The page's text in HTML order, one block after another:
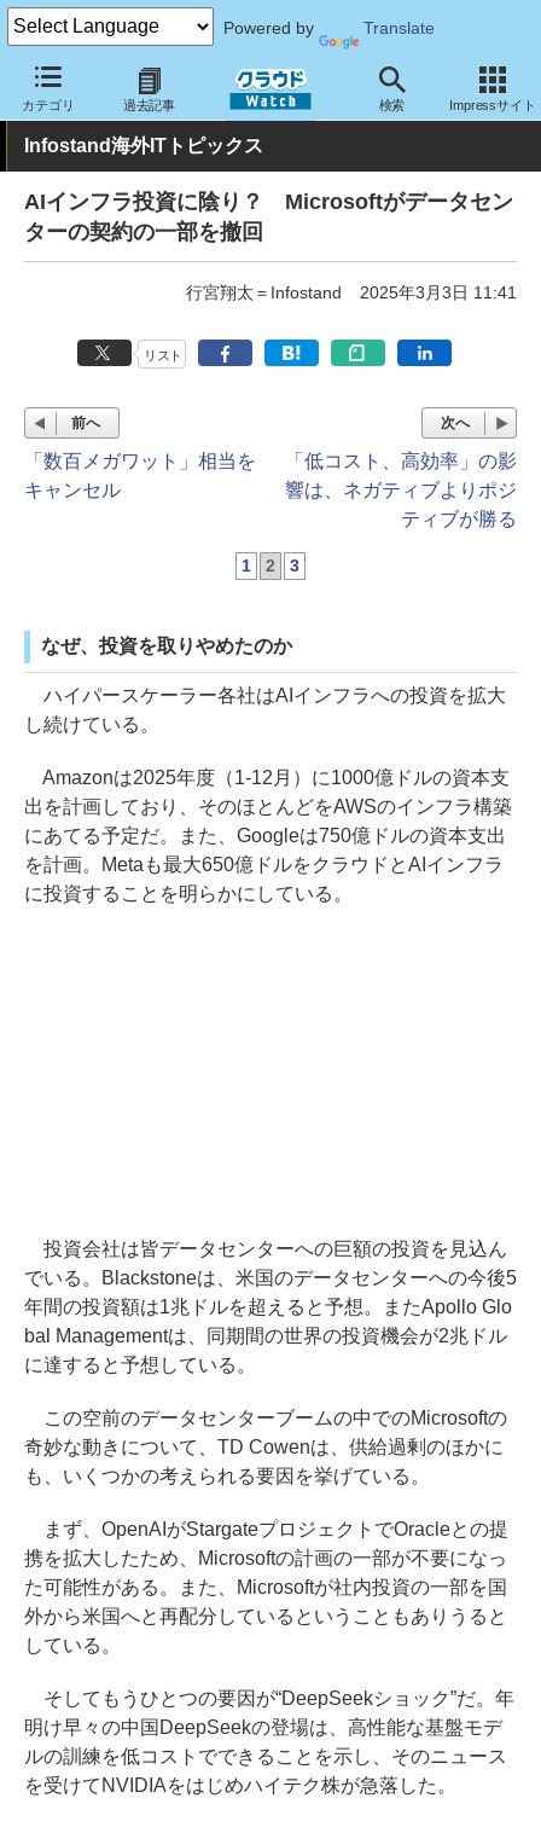
Powered by Translate
カテゴリ 過去記事 検索 Impressサイト
クラウド Watch トピック 業界動向
Infostand海外ITトピックス
AIインフラ投資に陰り？ Microsoftがデータセン
ターの契約の一部を撤回
行宮翔太＝Infostand 2025年3月3日 11:41
リスト
前へ
「数百メガワット」相当を
キャンセル
次へ
「低コスト、高効率」の影
響は、ネガティブよりポジ
ティブが勝る
1 2 3
なぜ、投資を取りやめたのか
ハイパースケーラー各社はAIインフラへの投資を拡大
し続けている。
Amazonは2025年度（1-12月）に1000億ドルの資本支
出を計画しており、そのほとんどをAWSのインフラ構築
にあてる予定だ。また、Googleは750億ドルの資本支出
を計画。Metaも最大650億ドルをクラウドとAIインフラ
に投資することを明らかにしている。
投資会社は皆データセンターへの巨額の投資を見込ん
でいる。Blackstoneは、米国のデータセンターへの今後5
年間の投資額は1兆ドルを超えると予想。またApollo Glo
bal Managementは、同期間の世界の投資機会が2兆ドル
に達すると予想している。
この空前のデータセンターブームの中でのMicrosoftの
奇妙な動きについて、TD Cowenは、供給過剰のほかに
も、いくつかの考えられる要因を挙げている。
まず、OpenAIがStargateプロジェクトでOracleとの提
携を拡大したため、Microsoftの計画の一部が不要になっ
た可能性がある。また、Microsoftが社内投資の一部を国
外から米国へと再配分しているということもありうると
している。
そしてもうひとつの要因が“DeepSeekショック”だ。年
明け早々の中国DeepSeekの登場は、高性能な基盤モデ
ルの訓練を低コストでできることを示し、そのニュース
を受けてNVIDIAをはじめハイテク株が急落した。